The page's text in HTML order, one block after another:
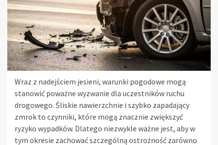
Wraz z nadejściem jesieni, warunki pogodowe mogą
stanowić poważne wyzwanie dla uczestników ruchu
drogowego. Śliskie nawierzchnie i szybko zapadający
zmrok to czynniki, które mogą znacznie zwiększyć
ryzyko wypadków. Dlatego niezwykle ważne jest, aby w
tym okresie zachować szczególną ostrożność zarówno